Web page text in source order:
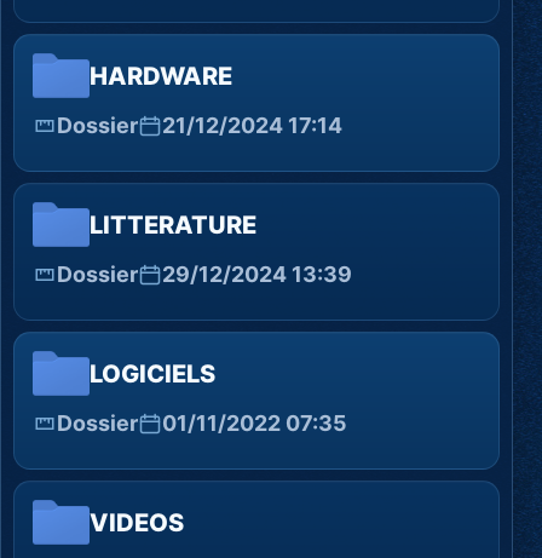
HARDWARE
Dossier 21/12/2024 17:14
LITTERATURE
Dossier 29/12/2024 13:39
LOGICIELS
Dossier 01/11/2022 07:35
VIDEOS